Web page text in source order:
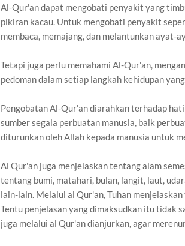
Al-Qur'an dapat mengobati penyakit yang
pikiran kacau. Untuk mengobati penyakit
membaca, memajang, dan melantunkan ayat-
Tetapi juga perlu memahami Al-Qur'an,
pedoman dalam setiap langkah kehidupan
Pengobatan Al-Qur'an diarahkan terhadap
sumber segala perbuatan manusia, baik
diturunkan oleh Allah kepada manusia untuk
Al Qur'an juga menjelaskan tentang alam
tentang bumi, matahari, bulan, langit, laut,
lain-lain. Melalui al Qur'an, Tuhan
Tentu penjelasan yang dimaksudkan itu tidak
juga melalui al Qur'an dianjurkan, agar